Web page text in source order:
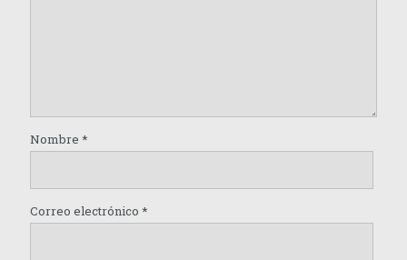
Nombre *
Correo electrónico *